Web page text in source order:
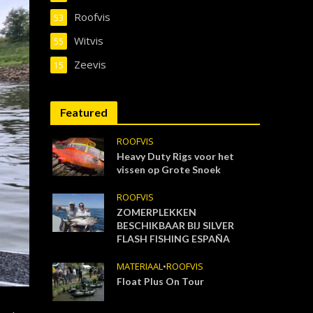
Roofvis
53
Witvis
55
Zeevis
15
Featured
ROOFVIS
Heavy Duty Rigs voor het
vissen op Grote Snoek
ROOFVIS
ZOMERPLEKKEN
BESCHIKBAAR BIJ SILVER
FLASH FISHING ESPAÑA
MATERIAAL•ROOFVIS
Float Plus On Tour